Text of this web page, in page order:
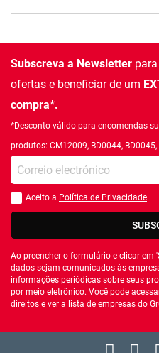
Subscreva a Newsletter
ofertas e beneficiar de um
compra*.
*Desconto válido para encomendas
produtos: CM12009, BD0044, BD0045,
Introduza o seu email
Você deve aceitar a política de
Aceito a Política de Privacidade
Ao preencher o formulário e clicar em
dados sejam comunicados às
informações periódicas sobre seus
por meio eletrônico. Você pode
direitos e ver a lista de empresas do